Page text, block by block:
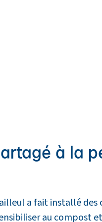
à la
a fait installé
au compost